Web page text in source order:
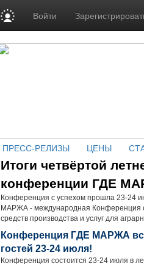
Войти
ПРЕСС-РЕЛИЗЫ ЦЕНЫ
Итоги четвёртой
конференции ГДЕ
Конференция с успехом прошла 23-24
МАРЖА - международная Конференция
средств производства и услуг для
Конференция ГДЕ МАРЖА
гостей 23-24 июля!
Конференция состоится 23-24 июля в